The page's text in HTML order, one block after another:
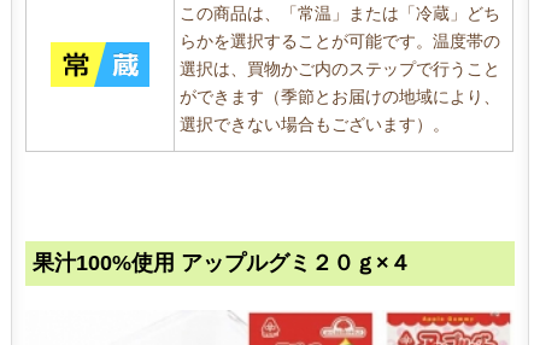
この商品は、「常温」または「冷蔵」どち
らかを選択することが可能です。温度帯の
選択は、買物かご内のステップで行うこと
ができます（季節とお届けの地域により、
選択できない場合もございます）。
果汁100%使用 アップルグミ２０ｇ×４